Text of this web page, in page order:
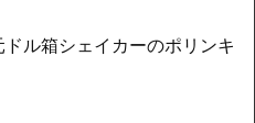
ル箱シェイカーのポリンキ